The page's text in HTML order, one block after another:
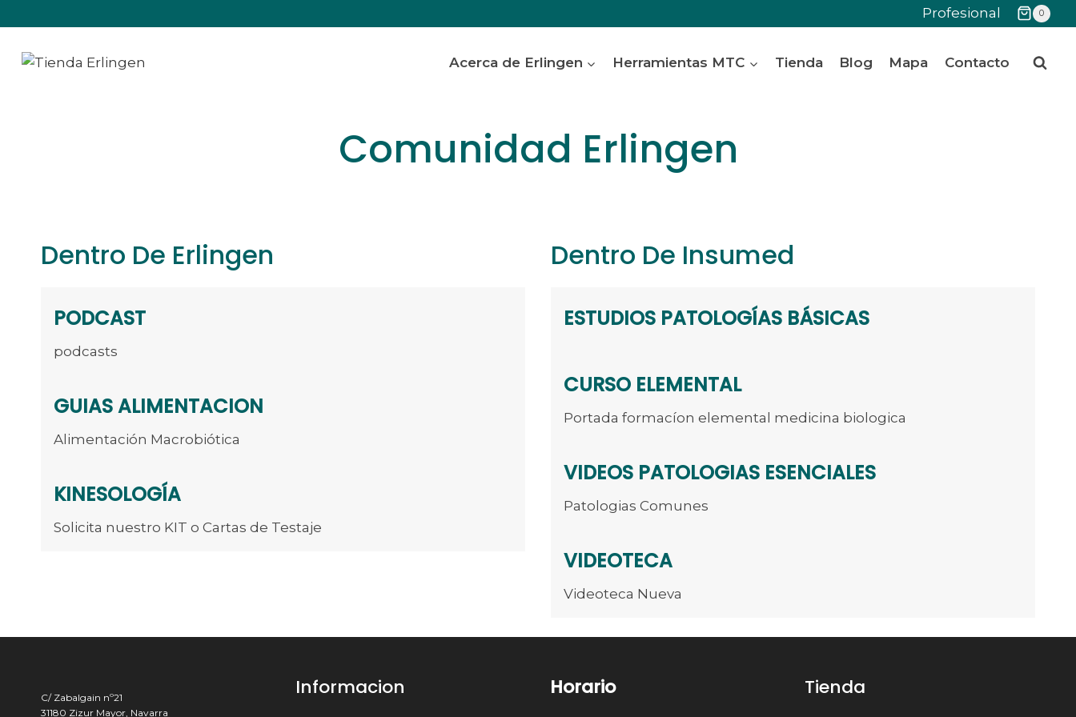
al
contenido
Profesional 0
Acerca de Erlingen Herramientas MTC Tienda Blog Mapa Contacto
Comunidad Erlingen
Dentro De Erlingen
PODCAST
podcasts
GUIAS ALIMENTACION
Alimentación Macrobiótica
KINESOLOGÍA
Solicita nuestro KIT o Cartas de Testaje
Dentro De Insumed
ESTUDIOS PATOLOGÍAS BÁSICAS
CURSO ELEMENTAL
Portada formacíon elemental medicina biologica
VIDEOS PATOLOGIAS ESENCIALES
Patologias Comunes
VIDEOTECA
Videoteca Nueva
C/ Zabalgain nº21
31180 Zizur Mayor, Navarra
Informacion Horario Tienda